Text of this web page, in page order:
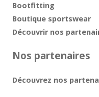
Bootfitting
Boutique sportswear
Découvrir nos
Nos partenaires
Découvrez nos